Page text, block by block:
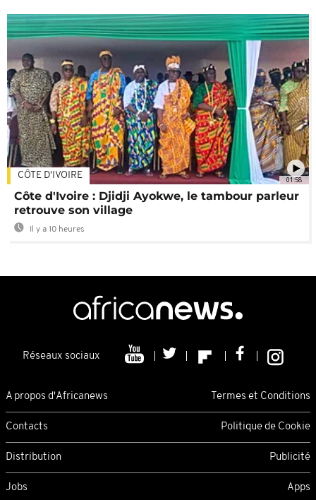
01:58
CÔTE D'IVOIRE
Côte d'Ivoire : Djidji Ayokwe, le tambour parleur
retrouve son village
Il y a 10 heures
Réseaux sociaux
A propos d'Africanews Termes et Conditions
Contacts Politique de Cookie
Distribution Publicité
Jobs Apps